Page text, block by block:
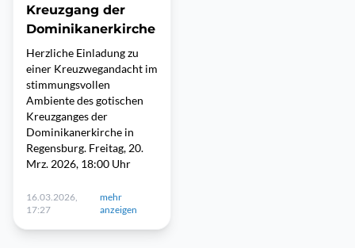
Kreuzgang der
Dominikanerkirche
Herzliche Einladung zu
einer Kreuzwegandacht im
stimmungsvollen
Ambiente des gotischen
Kreuzganges der
Dominikanerkirche in
Regensburg. Freitag, 20.
Mrz. 2026, 18:00 Uhr
16.03.2026,
17:27
mehr
anzeigen